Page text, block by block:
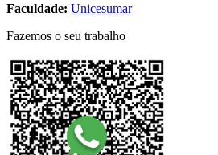
Faculdade: Unicesumar
Fazemos o seu trabalho